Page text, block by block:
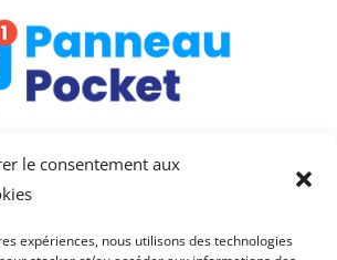
le consentement aux
expériences, nous utilisons des technologies